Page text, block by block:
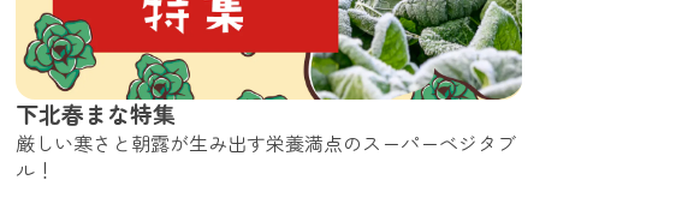
下北春まな特集
厳しい寒さと朝露が生み出す栄養満点のスーパーベジタブ
ル！